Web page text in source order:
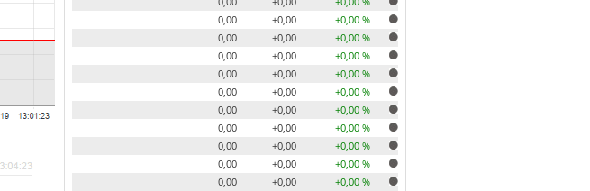
0,00
+0,00
+0,00 %
0,00
+0,00
+0,00 %
0,00
+0,00
+0,00 %
0,00
+0,00
+0,00 %
0,00
+0,00
+0,00 %
0,00
+0,00
+0,00 %
0,00
+0,00
+0,00 %
0,00
+0,00
+0,00 %
0,00
+0,00
+0,00 %
0,00
+0,00
+0,00 %